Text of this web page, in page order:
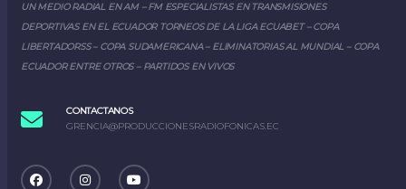
UN MEDIO RADIAL EN AM – FM ESPECIALISTAS EN TRANSMISIONES
DEPORTIVAS EN EL ECUADOR TORNEOS DE LA LIGA ECUABET – COPA
LIBERTADORSS – COPA SUDAMERICANA – ELIMINATORIAS AL MUNDIAL – COPA
ECUADOR ENTRE OTROS – PARTIDOS EN VIVOS
CONTACTANOS
GRENCIA@PRODUCCIONESRADIOFONICAS.EC